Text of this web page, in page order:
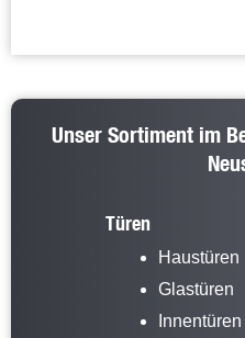
Unser Sortiment im
Türen
Haustüren
Glastüren
Innentüren